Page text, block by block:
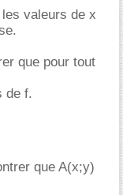
valeurs de x
que pour tout
de f.
que A(x;y)